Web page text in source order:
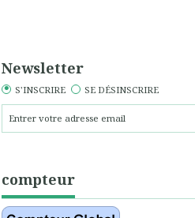
Newsletter
S'INSCRIRE SE DÉSINSCRIRE
compteur